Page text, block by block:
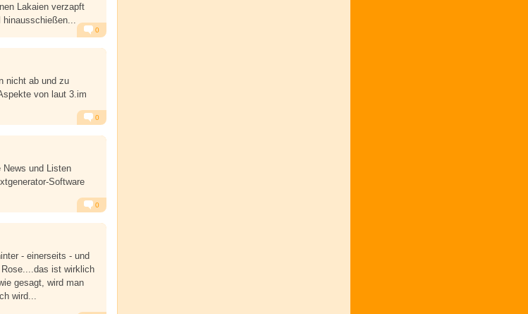
Lakaien verzapft
Alarm Antworten
0
nicht ab und zu
von laut 3.im
Alarm Antworten
0
News und Listen
Software
Alarm Antworten
0
- einerseits - und
ist wirklich
gesagt, wird man
wird...